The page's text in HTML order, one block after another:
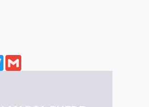
Twitter